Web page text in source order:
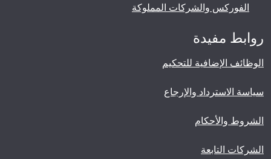
الفوركس والشركات المملوكة
روابط مفيدة
الوظائف الإضافية للتحكيم
سياسة الاسترداد والإرجاع
الشروط والأحكام
الشركات التابعة